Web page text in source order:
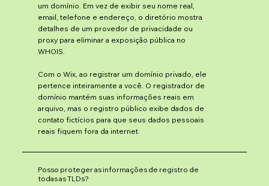
um domínio. Em vez de exibir seu nome real,
email, telefone e endereço, o diretório mostra
detalhes de um provedor de privacidade ou
proxy para eliminar a exposição pública no
WHOIS.
Com o Wix, ao registrar um domínio privado, ele
pertence inteiramente a você. O registrador de
domínio mantém suas informações reais em
arquivo, mas o registro público exibe dados de
contato fictícios para que seus dados pessoais
reais fiquem fora da internet.
Posso proteger as informações de registro de
todas as TLDs?